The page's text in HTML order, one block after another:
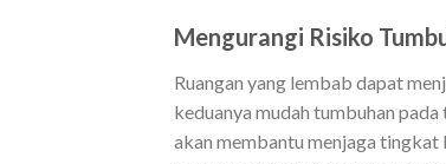
Mengurangi Risiko
Ruangan yang lembab dapat
keduanya mudah tumbuhan
akan membantu menjaga tingkat